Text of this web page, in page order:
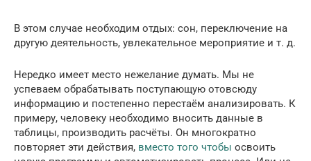
В этом случае необходим отдых: сон, переключение на
другую деятельность, увлекательное мероприятие и т. д.
Нередко имеет место нежелание думать. Мы не
успеваем обрабатывать поступающую отовсюду
информацию и постепенно перестаём анализировать. К
примеру, человеку необходимо вносить данные в
таблицы, производить расчёты. Он многократно
повторяет эти действия, вместо того чтобы освоить